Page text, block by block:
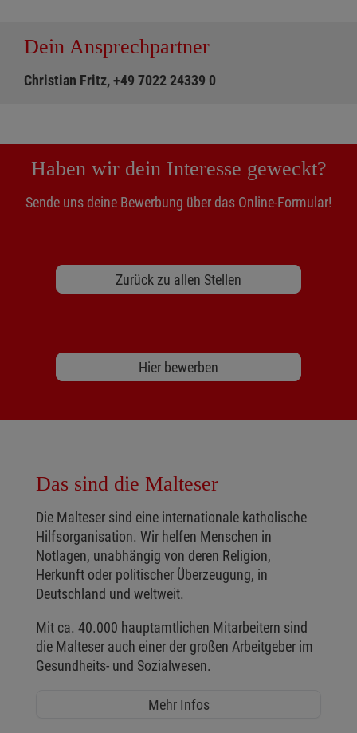
Dein Ansprechpartner
Christian Fritz, +49 7022 24339 0
Haben wir dein Interesse geweckt?
Sende uns deine Bewerbung über das Online-Formular!
Zurück zu allen Stellen
Hier bewerben
Das sind die Malteser
Die Malteser sind eine internationale katholische
Hilfsorganisation. Wir helfen Menschen in
Notlagen, unabhängig von deren Religion,
Herkunft oder politischer Überzeugung, in
Deutschland und weltweit.
Mit ca. 40.000 hauptamtlichen Mitarbeitern sind
die Malteser auch einer der großen Arbeitgeber im
Gesundheits- und Sozialwesen.
Mehr Infos